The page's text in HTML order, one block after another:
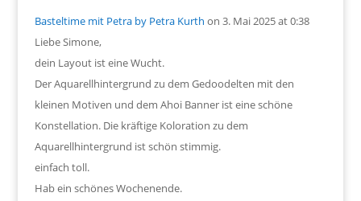
Basteltime mit Petra by Petra Kurth on 3. Mai 2025 at 0:38
Liebe Simone,
dein Layout ist eine Wucht.
Der Aquarellhintergrund zu dem Gedoodelten mit den
kleinen Motiven und dem Ahoi Banner ist eine schöne
Konstellation. Die kräftige Koloration zu dem
Aquarellhintergrund ist schön stimmig.
einfach toll.
Hab ein schönes Wochenende.